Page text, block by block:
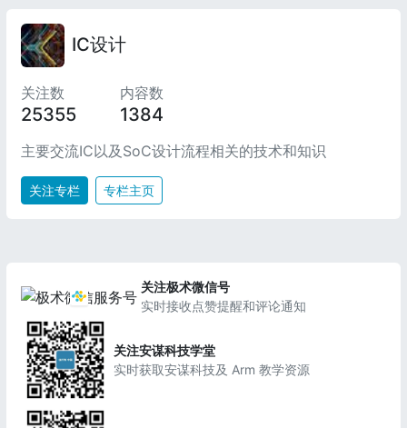
IC设计
关注数
25355
内容数
1384
主要交流IC以及SoC设计流程相关的技术和知识
关注专栏 专栏主页
关注极术微信号
实时接收点赞提醒和评论通知
关注安谋科技学堂
实时获取安谋科技及 Arm 教学资源